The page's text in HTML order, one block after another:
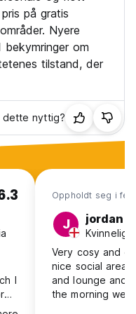
på gratis
Nyere
bekymringer om
tilstand, der
dette nyttig?
I
Oppholdt seg i feb
J jordan
Kvinnelig,
Very cosy and
nice social
and lounge and
the morning